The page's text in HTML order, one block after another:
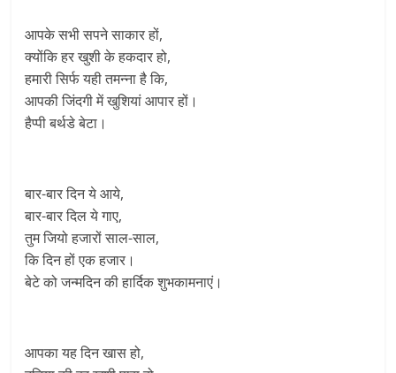
आपके सभी सपने साकार हों,
क्योंकि हर खुशी के हकदार हो,
हमारी सिर्फ यही तमन्ना है कि,
आपकी जिंदगी में खुशियां आपार हों।
हैप्पी बर्थडे बेटा।
बार-बार दिन ये आये,
बार-बार दिल ये गाए,
तुम जियो हजारों साल-साल,
कि दिन हों एक हजार।
बेटे को जन्मदिन की हार्दिक शुभकामनाएं।
आपका यह दिन खास हो,